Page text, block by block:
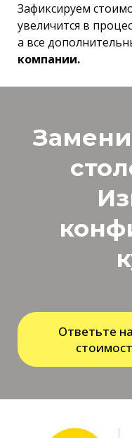
Зафиксируем
увеличится в
а все
компании.
Ответьте